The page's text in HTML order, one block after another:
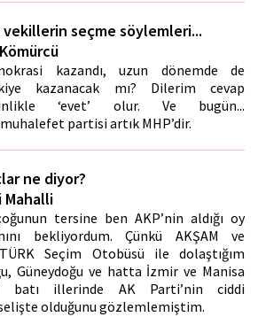
vekillerin seçme söylemleri...
kazandı, uzun dönemde de
kazanacak mı? Dilerim cevap
‘evet’ olur. Ve bugün...
partisi artık MHP’dir.
ne diyor?
Mahalli
tersine ben AKP’nin aldığı oy
bekliyordum. Çünkü AKŞAM ve
Seçim Otobüsü ile dolaştığım
Güneydoğu ve hatta İzmir ve Manisa
batı illerinde AK Parti’nin ciddi
olduğunu gözlemlemiştim.